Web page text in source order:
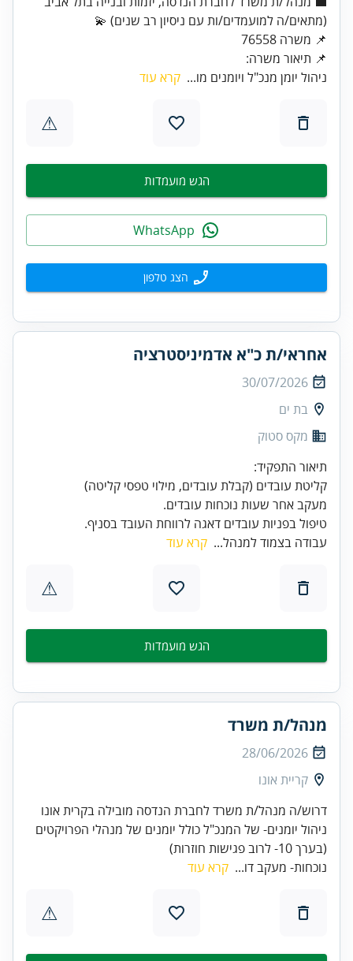
📌 משרה 76558
📌 תיאור משרה:
ניהול יומן מנכ"ל ויומנים מו... קרא עוד
⚠
הגש מועמדות
הצג טלפון
אחראי/ת כ"א אדמיניסטרציה
30/07/2026
בת ים
מקס סטוק
טיפול בפניות עובדים דאגה לרווחת העובד בסניף.
עבודה בצמוד למנהל... קרא עוד
⚠
הגש מועמדות
מנהל/ת משרד
28/06/2026
קריית אונו
ניהול יומנים- של המנכ"ל כולל יומנים של מנהלי הפרויקטים
(בערך 10- לרוב פגישות חוזרות)
נוכחות- מעקב דו... קרא עוד
⚠